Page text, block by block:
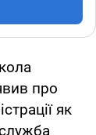
про
як